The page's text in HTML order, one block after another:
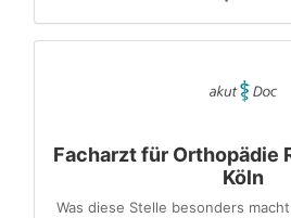
Facharzt für Orthopädie
Köln
Was diese Stelle besonders